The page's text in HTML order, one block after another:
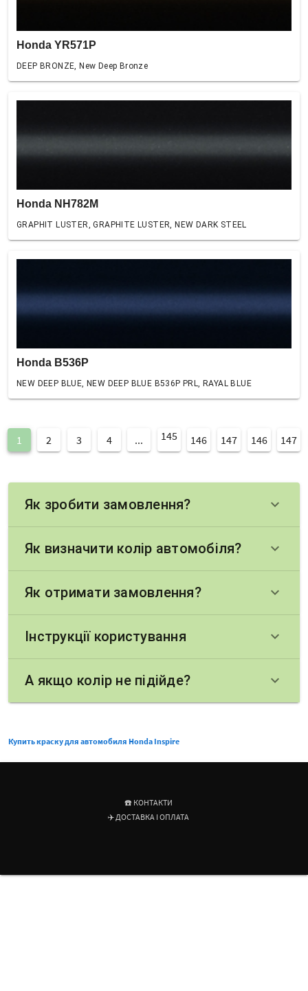
Honda YR571P
DEEP BRONZE, New Deep Bronze
Honda NH782M
GRAPHIT LUSTER, GRAPHITE LUSTER, NEW DARK STEEL
Honda B536P
NEW DEEP BLUE, NEW DEEP BLUE B536P PRL, RAYAL BLUE
1 2 3 4 ... 145 146 147 146 147
Як зробити замовлення? keyboard_arrow_down
Як визначити колір автомобіля? keyboard_arrow_down
Як отримати замовлення? keyboard_arrow_down
Інструкції користування keyboard_arrow_down
А якщо колір не підійде? keyboard_arrow_down
Купить краску для автомобиля Honda Inspire
☎️ КОНТАКТИ
✈️ ДОСТАВКА І ОПЛАТА